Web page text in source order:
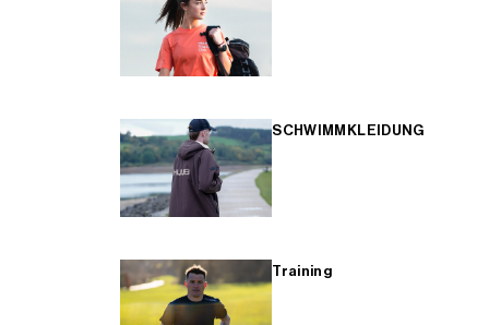
SCHWIMMKLEIDUNG
Training